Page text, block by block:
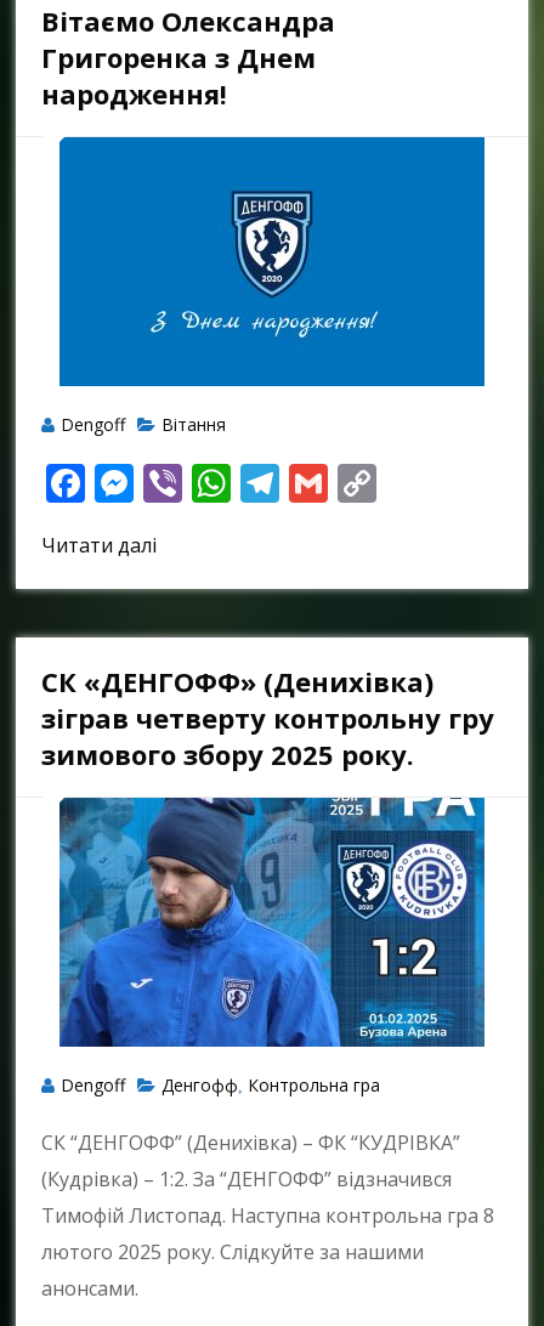
Вітаємо Олександра
Григоренка з Днем
народження!
Dengoff Вітання
Facebook
Messenger
ViberWhatsApp
Telegram
Gmail
Читати далі
СК «ДЕНГОФФ» (Денихівка)
зіграв четверту контрольну гру
зимового збору 2025 року.
Dengoff Денгофф Контрольна гра
СК “ДЕНГОФФ” (Денихівка) – ФК “КУДРІВКА”
(Кудрівка) – 1:2. За “ДЕНГОФФ” відзначився
Тимофій Листопад. Наступна контрольна гра 8
лютого 2025 року. Слідкуйте за нашими
анонсами.